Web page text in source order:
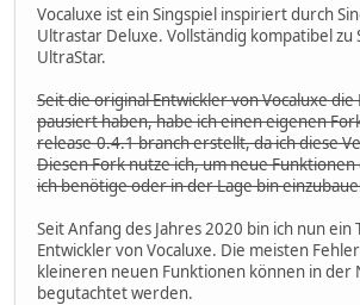
Vocaluxe ist ein Singspiel inspiriert durch
Ultrastar Deluxe. Vollständig kompatibel zu
UltraStar.
Seit die original Entwickler von Vocaluxe die
pausiert haben, habe ich einen eigenen
release-0.4.1 branch erstellt, da ich diese
Diesen Fork nutze ich, um neue
ich benötige oder in der Lage bin
Seit Anfang des Jahres 2020 bin ich nun ein
Entwickler von Vocaluxe. Die meisten
kleineren neuen Funktionen können in der
begutachtet werden.